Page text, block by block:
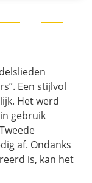
Een stijlvol
Het werd
gebruik
af. Ondanks
is, kan het